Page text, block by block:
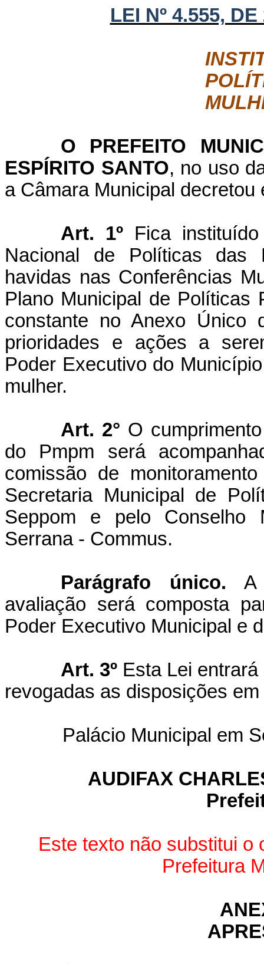
LEI Nº 4.555,
O PREFEITO
ESPÍRITO SANTO, no uso
a Câmara Municipal
Art. 1ºFica instituído
Nacional de Políticas das
havidas nas Conferências
Plano Municipal de Políticas
constante no Anexo Único
prioridades e ações a
Poder Executivo do
mulher.
Art. 2° O
do Pmpm será
comissão de
Secretaria Municipal de
Seppom e pelo Conselho
Serrana - Commus.
Parágrafo único. A
avaliação será composta
Poder Executivo Municipal e
Art. 3ºEsta Lei entrará
revogadas as disposições
Palácio Municipal em
AUDIFAX
Este texto não substitui o
Prefeitura